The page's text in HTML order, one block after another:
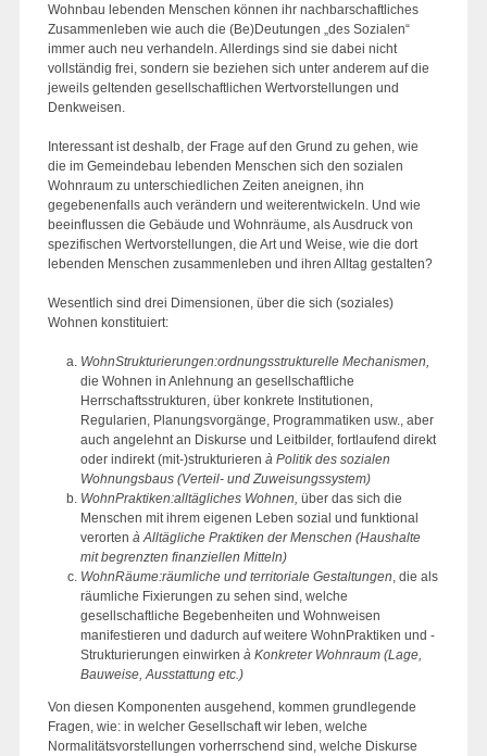
Wohnbau lebenden Menschen können ihr nachbarschaftliches
Zusammenleben wie auch die (Be)Deutungen „des Sozialen“
immer auch neu verhandeln. Allerdings sind sie dabei nicht
vollständig frei, sondern sie beziehen sich unter anderem auf die
jeweils geltenden gesellschaftlichen Wertvorstellungen und
Denkweisen.
Interessant ist deshalb, der Frage auf den Grund zu gehen, wie
die im Gemeindebau lebenden Menschen sich den sozialen
Wohnraum zu unterschiedlichen Zeiten aneignen, ihn
gegebenenfalls auch verändern und weiterentwickeln. Und wie
beeinflussen die Gebäude und Wohnräume, als Ausdruck von
spezifischen Wertvorstellungen, die Art und Weise, wie die dort
lebenden Menschen zusammenleben und ihren Alltag gestalten?
Wesentlich sind drei Dimensionen, über die sich (soziales)
Wohnen konstituiert:
WohnStrukturierungen:ordnungsstrukturelle Mechanismen,
die Wohnen in Anlehnung an gesellschaftliche
Herrschaftsstrukturen, über konkrete Institutionen,
Regularien, Planungsvorgänge, Programmatiken usw., aber
auch angelehnt an Diskurse und Leitbilder, fortlaufend direkt
oder indirekt (mit-)strukturieren à Politik des sozialen
Wohnungsbaus (Verteil- und Zuweisungssystem)
WohnPraktiken:alltägliches Wohnen, über das sich die
Menschen mit ihrem eigenen Leben sozial und funktional
verorten àAlltägliche Praktiken der Menschen (Haushalte
mit begrenzten finanziellen Mitteln)
WohnRäume:räumliche und territoriale Gestaltungen, die als
räumliche Fixierungen zu sehen sind, welche
gesellschaftliche Begebenheiten und Wohnweisen
manifestieren und dadurch auf weitere WohnPraktiken und -
Strukturierungen einwirken à Konkreter Wohnraum (Lage,
Bauweise, Ausstattung etc.)
Von diesen Komponenten ausgehend, kommen grundlegende
Fragen, wie: in welcher Gesellschaft wir leben, welche
Normalitätsvorstellungen vorherrschend sind, welche Diskurse